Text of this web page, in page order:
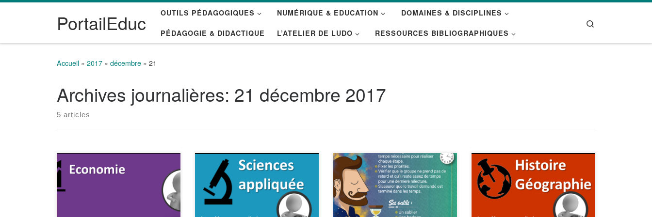
PortailEduc OUTILS PÉDAGOGIQUES NUMÉRIQUE & EDUCATION DOMAINES & DISCIPLINES
PÉDAGOGIE & DIDACTIQUE L’ATELIER DE LUDO RESSOURCES BIBLIOGRAPHIQUES
Accueil » 2017 » décembre » 21
Archives journalières: 21 décembre 2017
5 articles
Connaissez-vous cette série de
vidéos explicatives sur l’économie
? Elle a été créée afin de donner
ScienceÉtonnante Sur cette
chaine Youtube, vous trouverez
de nombreuses vidéos sur des
sujets scientifiques variés et
notamment sur les Mathématiques
Pas facile d’organiser le travail en
équipe et d’aider chacun à trouver
sa place dans un groupe ? Voici
des cartes « jeux de rôle » à leur
distribuer ! Gardien du temps,
Vous souhaitez créer une frise
chronologique sur les courants
littéraires, la chronologie d’un
roman ou encore la biographie
d’un auteur ? Tiki Toki est fait pour